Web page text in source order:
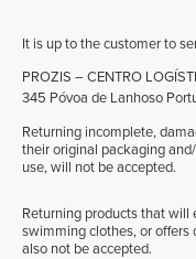
It is up to the customer to
PROZIS – CENTRO
345 Póvoa de Lanhoso
Returning incomplete,
their original packaging
use, will not be accepted.
Returning products that will
swimming clothes, or offers
also not be accepted.